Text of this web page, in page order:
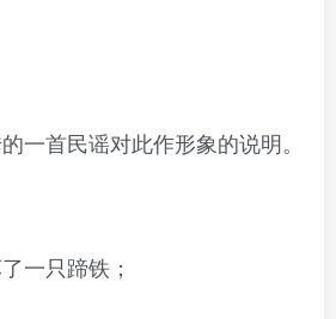
一首民谣对此作形象的说明。
一只蹄铁；